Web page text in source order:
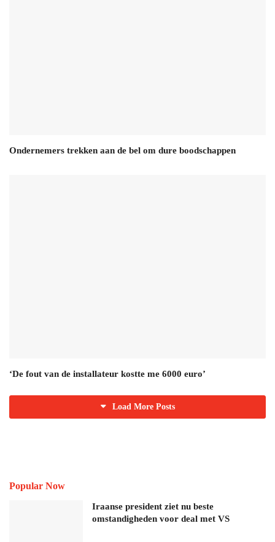
Ondernemers trekken aan de bel om dure boodschappen
‘De fout van de installateur kostte me 6000 euro’
Load More Posts
Popular Now
Iraanse president ziet nu beste
omstandigheden voor deal met VS